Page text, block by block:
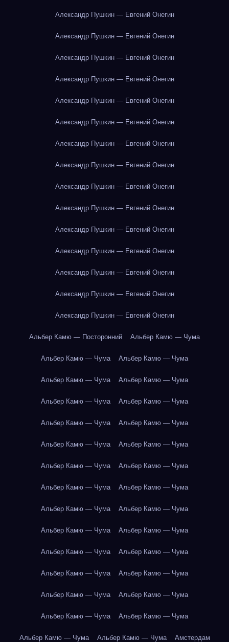
Александр Пушкин — Евгений Онегин
Александр Пушкин — Евгений Онегин
Александр Пушкин — Евгений Онегин
Александр Пушкин — Евгений Онегин
Александр Пушкин — Евгений Онегин
Александр Пушкин — Евгений Онегин
Александр Пушкин — Евгений Онегин
Александр Пушкин — Евгений Онегин
Александр Пушкин — Евгений Онегин
Александр Пушкин — Евгений Онегин
Александр Пушкин — Евгений Онегин
Александр Пушкин — Евгений Онегин
Александр Пушкин — Евгений Онегин
Александр Пушкин — Евгений Онегин
Александр Пушкин — Евгений Онегин
Альбер Камю — Посторонний Альбер Камю — Чума
Альбер Камю — Чума Альбер Камю — Чума
Альбер Камю — Чума Альбер Камю — Чума
Альбер Камю — Чума Альбер Камю — Чума
Альбер Камю — Чума Альбер Камю — Чума
Альбер Камю — Чума Альбер Камю — Чума
Альбер Камю — Чума Альбер Камю — Чума
Альбер Камю — Чума Альбер Камю — Чума
Альбер Камю — Чума Альбер Камю — Чума
Альбер Камю — Чума Альбер Камю — Чума
Альбер Камю — Чума Альбер Камю — Чума
Альбер Камю — Чума Альбер Камю — Чума
Альбер Камю — Чума Альбер Камю — Чума
Альбер Камю — Чума Альбер Камю — Чума
Альбер Камю — Чума Альбер Камю — Чума Амстердам